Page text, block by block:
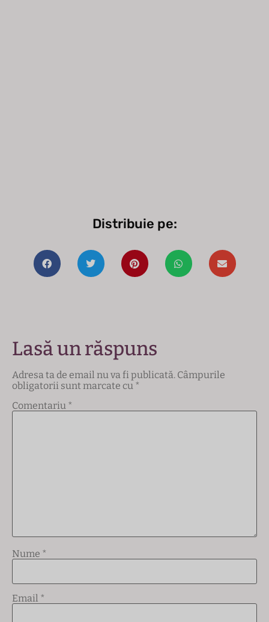
Distribuie pe:
Lasă un răspuns
Adresa ta de email nu va fi publicată. Câmpurile
obligatorii sunt marcate cu *
Comentariu *
Nume *
Email *